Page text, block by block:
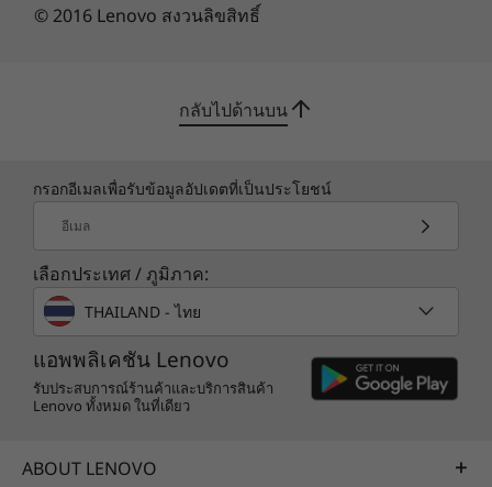
High-Quality
Webcams for Every
Occasion
Stay connected and capture every moment
physical shutter for privacy, and the 8MP rear
© 2016 Lenovo สงวนลิขสิทธิ์
กลับไปด้านบน
กรอกอีเมลเพื่อรับข้อมูลอัปเดตที่เป็นประโยชน์
อีเมล
เลือกประเทศ / ภูมิภาค:
THAILAND - ไทย
แอพพลิเคชัน Lenovo
รับประสบการณ์ร้านค้าและบริการสินค้า
Lenovo ทั้งหมด ในที่เดียว
ABOUT LENOVO